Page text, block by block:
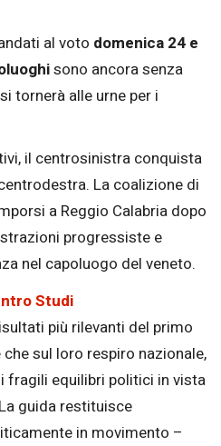
al voto domenica 24 e
sono ancora senza
si tornerà alle urne per i
il centrosinistra conquista
La coalizione di
a Reggio Calabria dopo
progressiste e
nel capoluogo del veneto.
Studi
più rilevanti del primo
sul loro respiro nazionale,
fragili equilibri politici in vista
guida restituisce
in movimento –